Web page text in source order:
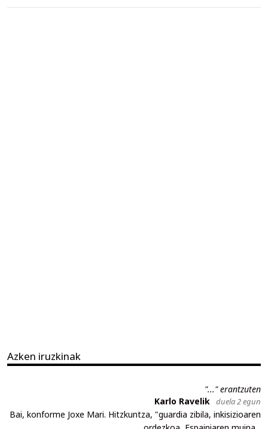
Azken iruzkinak
"..." erantzuten
Karlo Ravelik duela 2 egun
Bai, konforme Joxe Mari. Hitzkuntza, "guardia zibila, inkisizioaren